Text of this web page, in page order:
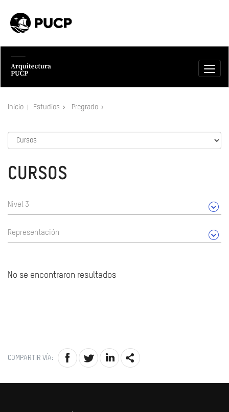
Inicio Estudios Pregrado
CURSOS
Nivel 3
Representación
No se encontraron resultados
COMPARTIR VÍA: